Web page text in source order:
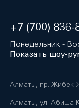
+7 (700) 836-
Понедельник -
Показать шоу-
Алматы, пр. Жибек
Алматы, ул. Абиша